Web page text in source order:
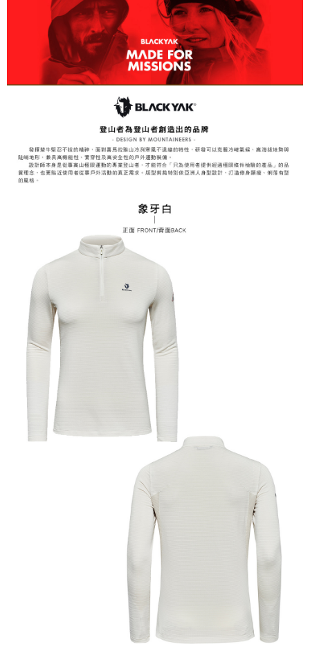
購買商品的店家。未經商家同意取消之訂單仍視為有效，需透過AFTEE先享
後付繳納相關費用。
※ 交易是否成功請以「AFTEE先享後付 」之結帳頁面顯示為準，若有關於
是否繳費成功／繳費後需取消欲退款等相關疑問，請聯繫「AFTEE先享後付
客戶支援中心」https://netprotections.freshdesk.com/support/home
【注意事項】
易，需依本服務之必要範圍內提供個人資料，並將交易相關給付款項請求債
權轉讓予恩沛科技股份有限公司。
２．關於個人資料處理事宜，請瀏覽以下網址：
https://aftee.tw/terms/#terms3
３．未成年的使用者請事先徵得法定代理人或監護人之同意方可使用
「AFTEE先享後付」，若未經同意申辦者引起之損失，本公司不負相關責
任。
時審查核予不同之上限額度；若仍有額度不足之情形，本公司將視審查結果
５．嚴禁一人註冊多個帳號或使用他人資訊註冊。若發現惡意使用之情形，
恩沛科技股份有限公司將有權停止該用戶之使用額度並採取法律行動。
每筆NT$60，滿NT$799(含以上)免運費
付款後萊爾富取貨
每筆NT$60，滿NT$799(含以上)免運費
7-11取貨付款
每筆NT$60，滿NT$799(含以上)免運費
每筆NT$60，滿NT$799(含以上)免運費
宅配
每筆NT$70，滿NT$799(含以上)免運費